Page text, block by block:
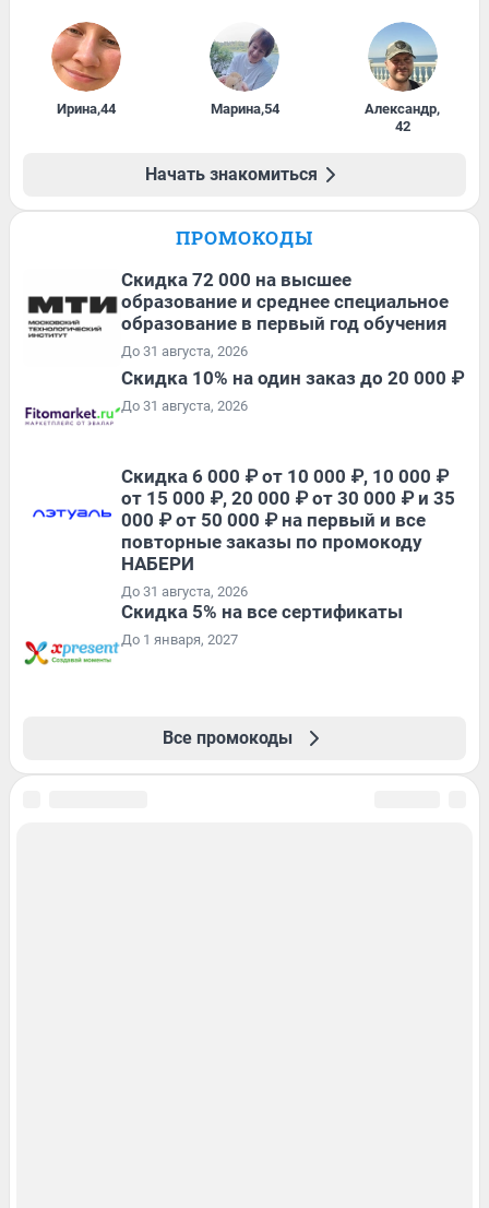
Ирина,44 Марина,54 Александр,
42
Начать знакомиться
ПРОМОКОДЫ
Скидка 72 000 на высшее
образование и среднее специальное
образование в первый год обучения
До 31 августа, 2026
Скидка 10% на один заказ до 20 000 ₽
До 31 августа, 2026
Скидка 6 000 ₽ от 10 000 ₽, 10 000 ₽
от 15 000 ₽, 20 000 ₽ от 30 000 ₽ и 35
000 ₽ от 50 000 ₽ на первый и все
повторные заказы по промокоду
НАБЕРИ
До 31 августа, 2026
Скидка 5% на все сертификаты
До 1 января, 2027
Все промокоды